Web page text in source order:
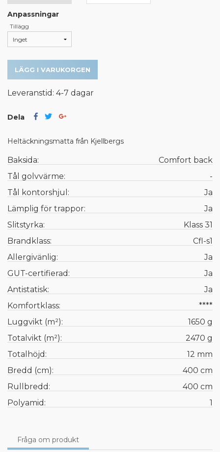
Anpassningar
Tillägg
LÄGG I VARUKORGEN
Leveranstid: 4-7 dagar
Dela
Heltäckningsmatta från Kjellbergs
Baksida:
Comfort back
Tål golvvärme:
-
Tål kontorshjul:
Ja
Lämplig för trappor:
Ja
Slitstyrka:
Klass 31
Brandklass:
Cfl-s1
Allergivänlig:
Ja
GUT-certifierad:
Ja
Antistatisk:
Ja
Komfortklass:
****
Luggvikt (m²):
1650 g
Totalvikt (m²):
2470 g
Totalhöjd:
12 mm
Bredd (cm):
400 cm
Rullbredd:
400 cm
Polyamid:
1
Fråga om produkt